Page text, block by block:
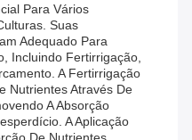
Para Vários
Suas
Adequado Para
Incluindo Fertirrigação,
A Fertirrigação
Nutrientes Através De
A Absorção
A Aplicação